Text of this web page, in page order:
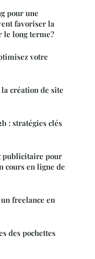
pour une
favoriser la
le long terme?
votre
création de site
: stratégies clés
publicitaire pour
cours en ligne de
freelance en
des pochettes